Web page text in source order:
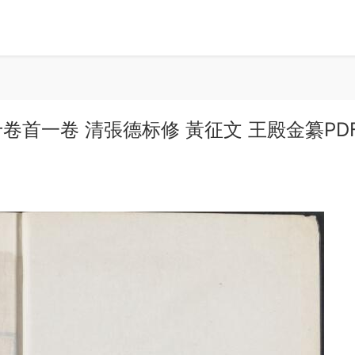
首一卷 清張德标修 黃征文 王殿金纂